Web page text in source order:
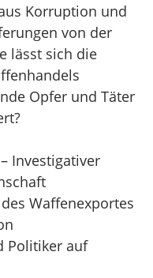
Korruption und
von der
lässt sich die
Opfer und Täter
Investigativer
Waffenexportes
Politiker auf